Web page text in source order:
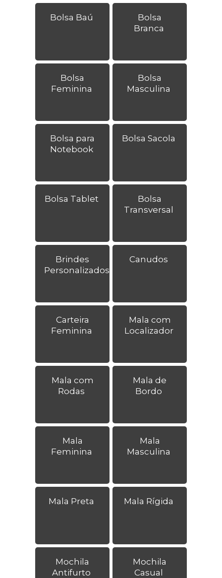
Bolsa Baú
Bolsa
Branca
Bolsa
Feminina
Bolsa
Masculina
Bolsa para
Notebook
Bolsa Sacola
Bolsa Tablet
Bolsa
Transversal
Brindes
Personalizados
Canudos
Carteira
Feminina
Mala com
Localizador
Mala com
Rodas
Mala de
Bordo
Mala
Feminina
Mala
Masculina
Mala Preta Mala Rígida
Mochila
Antifurto
Mochila
Casual